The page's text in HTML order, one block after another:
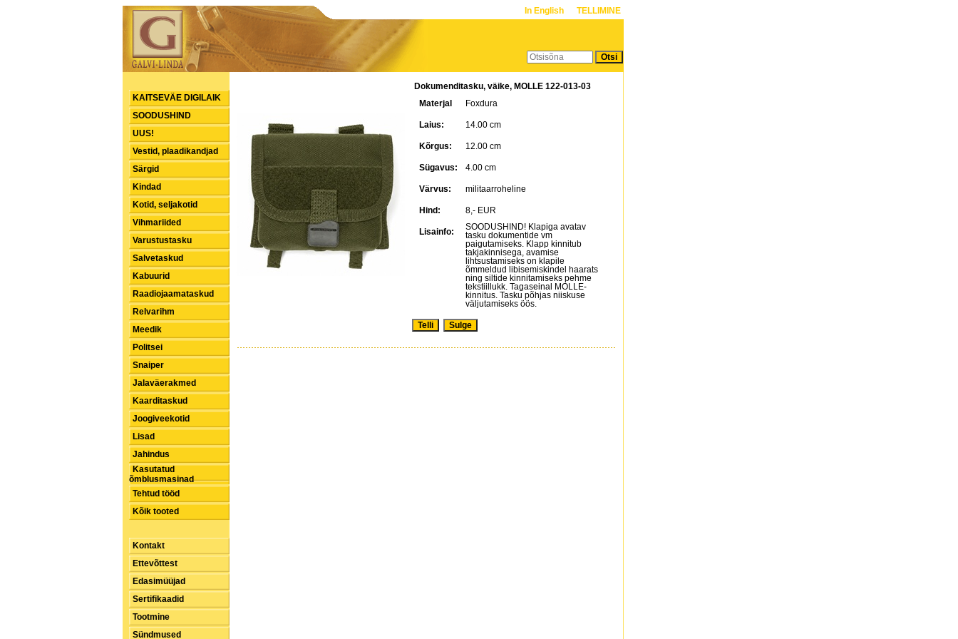
In English TELLIMINE
KAITSEVÄE DIGILAIK
SOODUSHIND
UUS!
Vestid, plaadikandjad
Särgid
Kindad
Kotid, seljakotid
Vihmariided
Varustustasku
Salvetaskud
Kabuurid
Raadiojaamataskud
Relvarihm
Meedik
Politsei
Snaiper
Jalaväerakmed
Kaarditaskud
Joogiveekotid
Lisad
Jahindus
Kasutatud
õmblusmasinad
Tehtud tööd
Kõik tooted
Kontakt
Ettevõttest
Edasimüüjad
Sertifikaadid
Tootmine
Sündmused
Dokumenditasku, väike, MOLLE 122-013-03
Materjal
Foxdura
Laius: 14.00 cm
Kõrgus: 12.00 cm
Sügavus: 4.00 cm
Värvus: militaarroheline
Hind: 8,- EUR
Lisainfo:
SOODUSHIND! Klapiga avatav
tasku dokumentide vm
paigutamiseks. Klapp kinnitub
takjakinnisega, avamise
lihtsustamiseks on klapile
õmmeldud libisemiskindel haarats
ning siltide kinnitamiseks pehme
tekstiillukk. Tagaseinal MOLLE-
kinnitus. Tasku põhjas niiskuse
väljutamiseks öös.